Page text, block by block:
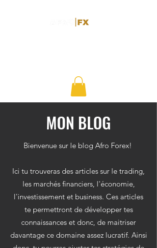
MON BLOG
Bienvenue sur le blog Afro Forex!
Ici tu trouveras des articles sur le trading,
les marchés financiers, l'économie,
l'investissement et business. Ces articles
te permettront de développer tes
connaissances et donc, de maitriser
davantage ce domaine assez lucratif. Ainsi